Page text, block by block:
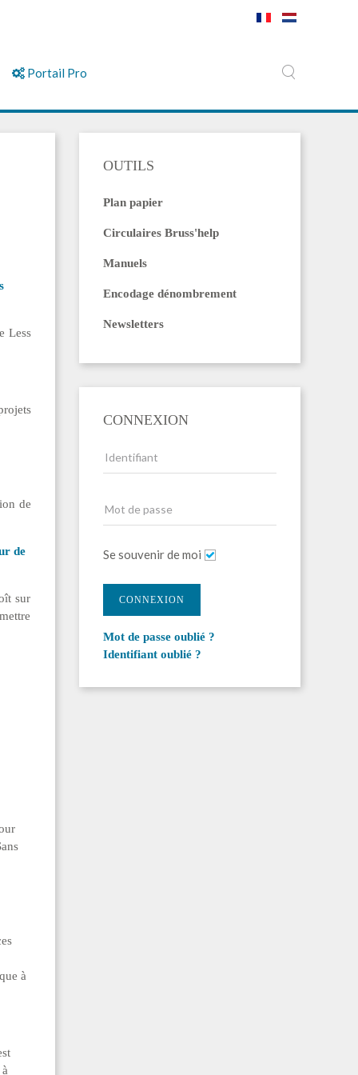
Portail Pro
Less
de
de
sur
à
OUTILS
Plan papier
Circulaires Bruss'help
Manuels
Encodage dénombrement
Newsletters
CONNEXION
Se souvenir de moi
CONNEXION
Mot de passe oublié ?
Identifiant oublié ?